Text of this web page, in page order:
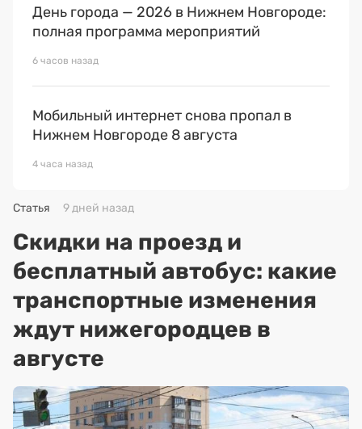
День города — 2026 в Нижнем Новгороде:
полная программа мероприятий
6 часов назад
Мобильный интернет снова пропал в
Нижнем Новгороде 8 августа
4 часа назад
Статья 9 дней назад
Скидки на проезд и
бесплатный автобус: какие
транспортные изменения
ждут нижегородцев в
августе